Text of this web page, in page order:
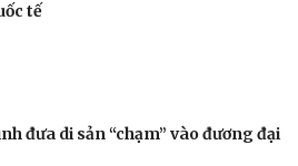
tế
đưa di sản “chạm” vào đương đại